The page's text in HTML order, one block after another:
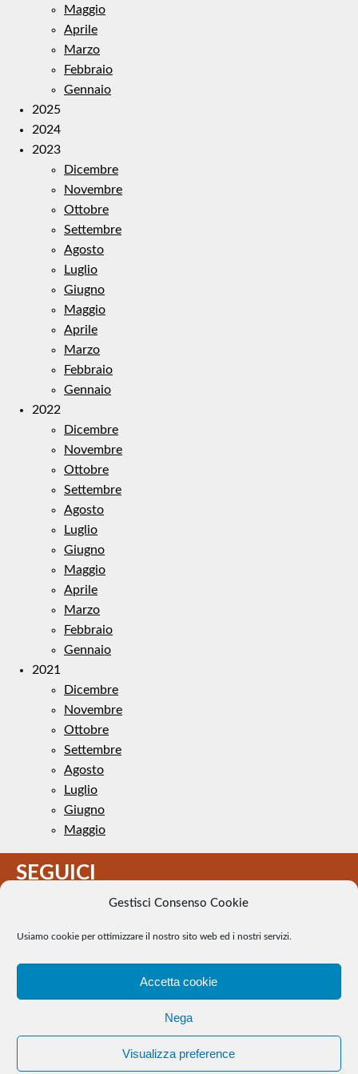
Gestisci Consenso Cookie
Usiamo cookie per ottimizzare il nostro sito web ed i nostri servizi.
Accetta cookie
Nega
Visualizza preference
Maggio
Aprile
Marzo
Febbraio
Gennaio
2025
2024
2023
Dicembre
Novembre
Ottobre
Settembre
Agosto
Luglio
Giugno
Maggio
Aprile
Marzo
Febbraio
Gennaio
2022
Dicembre
Novembre
Ottobre
Settembre
Agosto
Luglio
Giugno
Maggio
Aprile
Marzo
Febbraio
Gennaio
2021
Dicembre
Novembre
Ottobre
Settembre
Agosto
Luglio
Giugno
Maggio
SEGUICI
pubblico dominio. Se il loro uso costituisce una violazione dei